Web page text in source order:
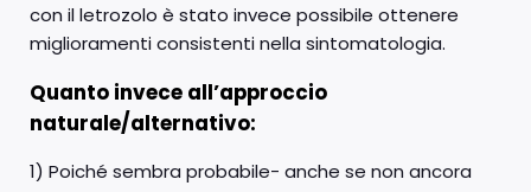
con il letrozolo è stato invece possibile ottenere
miglioramenti consistenti nella sintomatologia.
Quanto invece all’approccio
naturale/alternativo:
1) Poiché sembra probabile- anche se non ancora